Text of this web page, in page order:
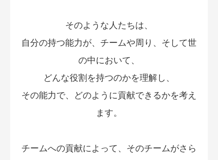
そのような人たちは、
自分の持つ能力が、チームや周り、そして世
の中において、
どんな役割を持つのかを理解し、
その能力で、どのように貢献できるかを考え
ます。
チームへの貢献によって、そのチームがさら